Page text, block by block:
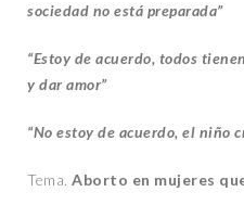
sociedad no está preparada”
“Estoy de acuerdo, todos
y dar amor”
“No estoy de acuerdo, el niño
Tema. Aborto en mujeres